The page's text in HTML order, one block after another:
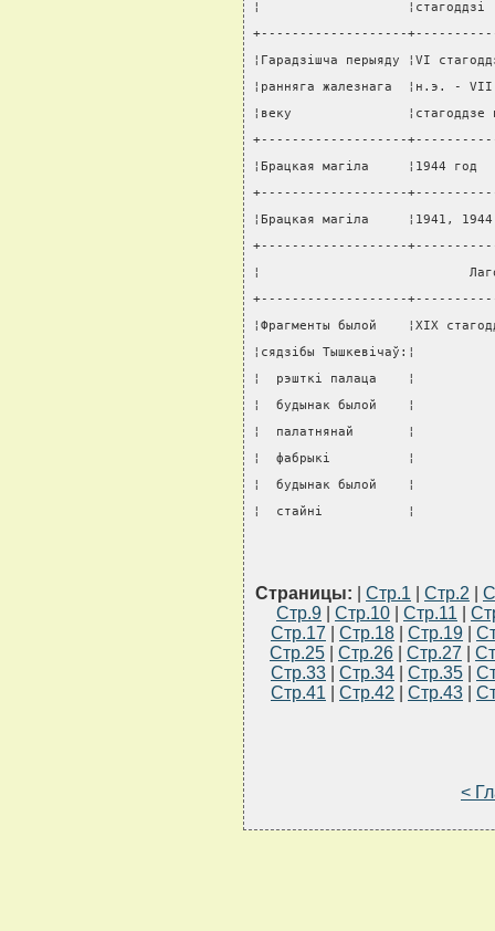
¦                   ¦стагоддзi
+-------------------
¦Гарадзiшча перыяду ¦VI
¦ранняга жалезнага  ¦н.э.
¦веку
+-------------------
¦Брацкая магiла     ¦1944
+-------------------
¦Брацкая магiла     ¦1941,
+-------------------
¦
+-------------------
¦Фрагменты былой    ¦XIX
¦сядзiбы Тышкевiчаў:¦
¦  рэшткi палаца    ¦
¦  будынак былой    ¦
¦  палатнянай       ¦
¦  фабрыкi          ¦
¦  будынак былой    ¦
¦  стайнi           ¦
Страницы: Стр.1 Стр.2
Стр.9
Стр.10 Стр.11
Стр.17
Стр.18 Стр.19
Стр.25
Стр.26 Стр.27
Стр.33
Стр.34 Стр.35
Стр.41
Стр.42 Стр.43
<